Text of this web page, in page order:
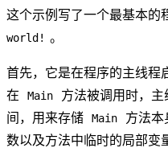
这个示例写了一个最基本的
world! 。
首先，它是在程序的主线程
在
Main
方法被调用时，
间，用来存储
Main
方法本
数以及方法中临时的局部变